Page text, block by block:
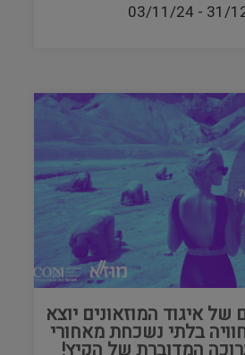
31/
-
03/11/24
של איגוד המוזאונים יוצא
בלתי נשכחת מאחורי